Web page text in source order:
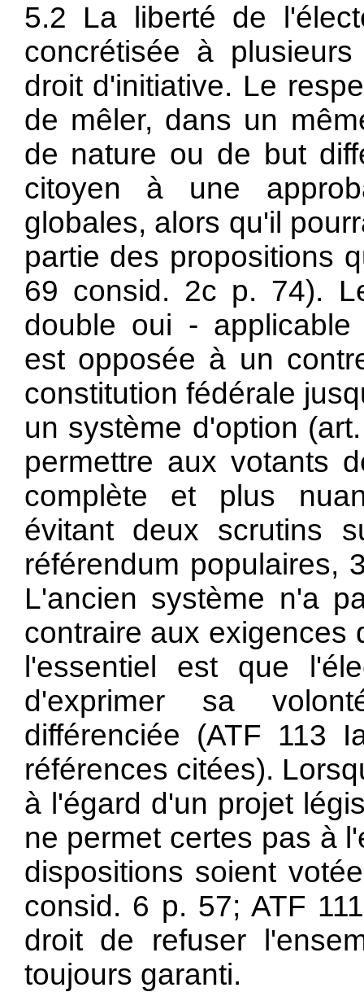
5.2 La liberté de
concrétisée à
droit d'initiative. Le
de mêler, dans un
de nature ou de but
citoyen à une
globales, alors qu'il
partie des propositions
69 consid. 2c p. 74).
double oui - applicable
est opposée à un
constitution fédérale
un système d'option
permettre aux votants
complète et plus
évitant deux scrutins
référendum populaires,
L'ancien système n'a
contraire aux exigences
l'essentiel est que
d'exprimer sa
différenciée (ATF 113
références citées).
à l'égard d'un projet
ne permet certes pas à
dispositions soient
consid. 6 p. 57; ATF
droit de refuser
toujours garanti.